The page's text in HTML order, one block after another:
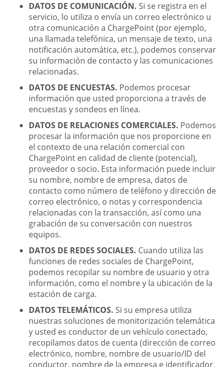
DATOS DE COMUNICACIÓN. Si se registra en el
servicio, lo utiliza o envía un correo electrónico u
otra comunicación a ChargePoint (por ejemplo,
una llamada telefónica, un mensaje de texto, una
notificación automática, etc.), podemos conservar
su información de contacto y las comunicaciones
relacionadas.
DATOS DE ENCUESTAS. Podemos procesar
información que usted proporciona a través de
encuestas y sondeos en línea.
DATOS DE RELACIONES COMERCIALES. Podemos
procesar la información que nos proporcione en
el contexto de una relación comercial con
ChargePoint en calidad de cliente (potencial),
proveedor o socio. Esta información puede incluir
su nombre, nombre de empresa, datos de
contacto como número de teléfono y dirección de
correo electrónico, o notas y correspondencia
relacionadas con la transacción, así como una
grabación de su conversación con nuestros
equipos.
DATOS DE REDES SOCIALES. Cuando utiliza las
funciones de redes sociales de ChargePoint,
podemos recopilar su nombre de usuario y otra
información, como el nombre y la ubicación de la
estación de carga.
DATOS TELEMÁTICOS. Si su empresa utiliza
nuestras soluciones de monitorización telemática
y usted es conductor de un vehículo conectado,
recopilamos datos de cuenta (dirección de correo
electrónico, nombre, nombre de usuario/ID del
conductor, nombre de la empresa e identificador